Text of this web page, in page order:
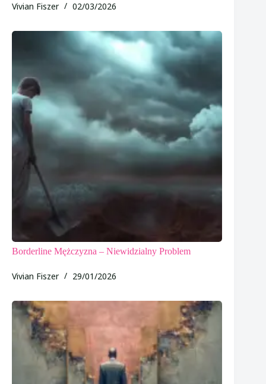
Vivian Fiszer 02/03/2026
Borderline Mężczyzna – Niewidzialny Problem
Vivian Fiszer 29/01/2026